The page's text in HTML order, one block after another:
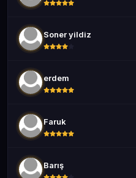
Soner yildiz
erdem
Faruk
Barış